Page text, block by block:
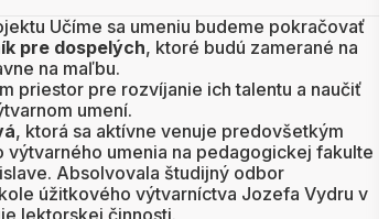
Učíme sa umeniu budeme pokračovať
pre dospelých, ktoré budú zamerané na
na maľbu.
priestor pre rozvíjanie ich talentu a naučiť
umení.
, ktorá sa aktívne venuje predovšetkým
umenia na pedagogickej fakulte
Absolvovala študijný odbor
úžitkového výtvarníctva Jozefa Vydru v